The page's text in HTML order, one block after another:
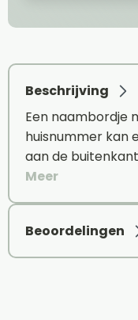
Beschrijving
Een naambordje
huisnummer kan
aan de
Meer
Beoordelingen